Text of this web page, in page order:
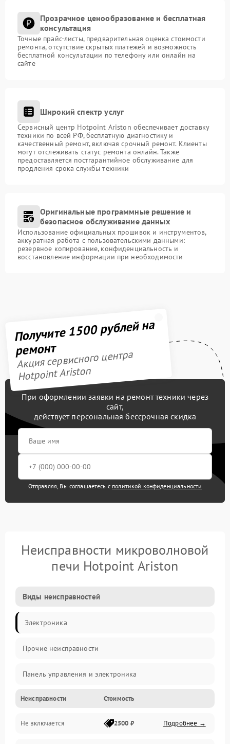
Прозрачное ценообразование и бесплатная
консультация
Точные прайс-листы, предварительная оценка стоимости
ремонта, отсутствие скрытых платежей и возможность
бесплатной консультации по телефону или онлайн на
сайте
Широкий спектр услуг
Сервисный центр Hotpoint Ariston обеспечивает доставку
техники по всей РФ, бесплатную диагностику и
качественный ремонт, включая срочный ремонт. Клиенты
могут отслеживать статус ремонта онлайн. Также
предоставляется постгарантийное обслуживание для
продления срока службы техники
Оригинальные программные решение и
безопасное обслуживание данных
Использование официальных прошивок и инструментов,
аккуратная работа с пользовательскими данными:
резервное копирование, конфиденциальность и
восстановление информации при необходимости
Получите 1500 рублей на
ремонт
Акция сервисного центра
Hotpoint Ariston
При оформлении заявки на ремонт техники через
сайт,
действует персональная бессрочная скидка
Отправляя, Вы соглашаетесь с политикой конфиденциальности
Неисправности микроволновой
печи Hotpoint Ariston
Виды неисправностей
Электроника
Прочие неисправности
Панель управления и электроника
Дверца и корпус
Механика и внутренние элементы
Неисправности Стоимость
Не включается 2500 ₽ Подробнее →